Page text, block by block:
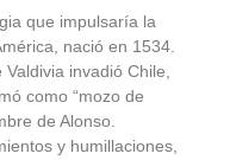
que impulsaría la
nació en 1534.
invadió Chile,
como “mozo de
de Alonso.
y humillaciones,